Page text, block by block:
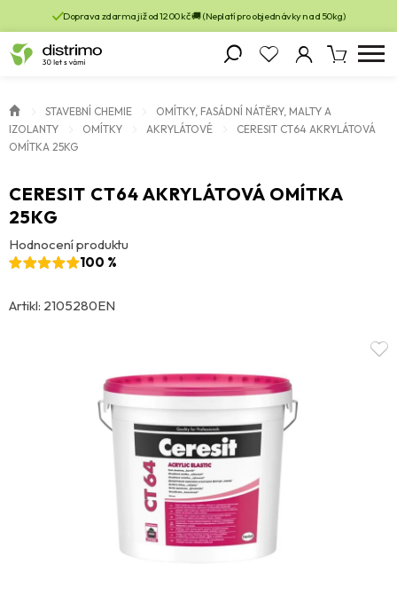
Doprava zdarma již od 1200 kč 🚚 (Neplatí pro objednávky nad 50kg)
STAVEBNÍ CHEMIE
OMÍTKY, FASÁDNÍ NÁTĚRY, MALTY A
IZOLANTY
OMÍTKY AKRYLÁTOVÉ
CERESIT CT64 AKRYLÁTOVÁ
OMÍTKA 25KG
CERESIT CT64 AKRYLÁTOVÁ OMÍTKA
25KG
Hodnocení produktu
100 %
Artikl: 2105280EN